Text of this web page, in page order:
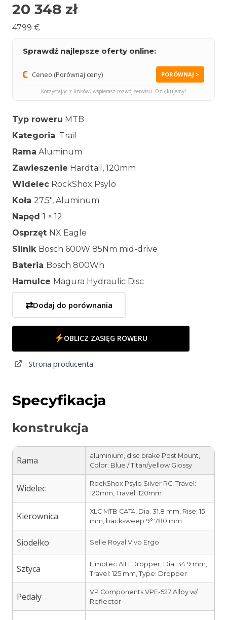
20 348 zł
4799 €
Sprawdź najlepsze oferty online:
Ceneo (Porównaj ceny) PORÓWNAJ >
Korzystając z linków, wspierasz rozwój serwisu. Dziękujemy!
Typ roweru MTB
Kategoria Trail
Rama Aluminum
Zawieszenie Hardtail, 120mm
Widelec RockShox Psylo
Koła 27.5″, Aluminum
Napęd 1 × 12
Osprzęt NX Eagle
Silnik Bosch 600W 85Nm mid-drive
Bateria Bosch 800Wh
Hamulce Magura Hydraulic Disc
⇄Dodaj do porównania
OBLICZ ZASIĘG ROWERU
Strona producenta
Specyfikacja
konstrukcja
Rama
aluminium, disc brake Post Mount,
Color: Blue / Titan/yellow Glossy
Widelec
RockShox Psylo Silver RC, Travel:
120mm, Travel: 120mm
Kierownica
XLC MTB CAT4, Dia. 31.8 mm, Rise: 15
mm, backsweep 9° 780 mm
Siodełko Selle Royal Vivo Ergo
Sztyca
Limotec A1H Dropper, Dia. 34.9 mm,
Travel: 125 mm, Type: Dropper
Pedały
VP Components VPE-527 Alloy w/
Reflector